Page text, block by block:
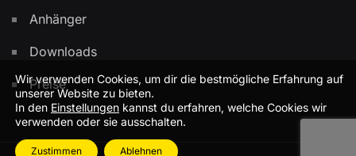
Anhänger
Downloads
Preise
Wir verwenden Cookies, um dir die bestmögliche Erfahrung auf
unserer Website zu bieten.
In den Einstellungen kannst du erfahren, welche Cookies wir
verwenden oder sie ausschalten.
Zustimmen Ablehnen